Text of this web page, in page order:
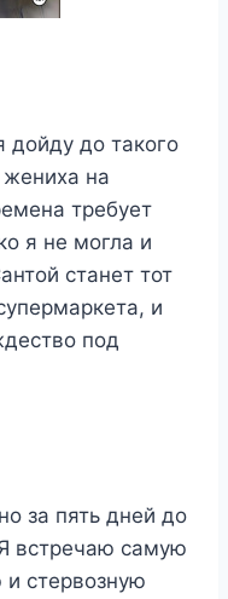
дойду до такого
жениха на
требует
я не могла и
станет тот
и
под
за пять дней до
встречаю самую
стервозную